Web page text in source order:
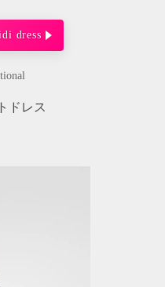
dress
ドレス